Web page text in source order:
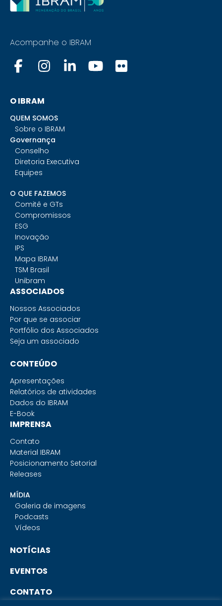
Acompanhe o IBRAM
O IBRAM
QUEM SOMOS
Sobre o IBRAM
Governança
Conselho
Diretoria Executiva
Equipes
O QUE FAZEMOS
Comitê e GTs
Compromissos
ESG
Inovação
IPS
Mapa IBRAM
TSM Brasil
Unibram
ASSOCIADOS
Nossos Associados
Por que se associar
Portfólio dos Associados
Seja um associado
CONTEÚDO
Apresentações
Relatórios de atividades
Dados do IBRAM
E-Book
IMPRENSA
Contato
Material IBRAM
Posicionamento Setorial
Releases
MÍDIA
Galeria de imagens
Podcasts
Vídeos
NOTÍCIAS
EVENTOS
CONTATO